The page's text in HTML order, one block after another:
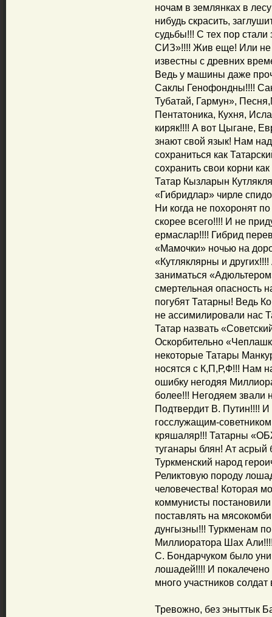
ночам в землянках в
нибудь скрасить,
судьбы!!! С тех пор
СИЗ»!!!! Жив еще! Или не
известны с древних
Ведь у машины даже
Саклы Генофондны!!!!
Тубатай, Гармун»,
Пентатоника, Кухня,
киряк!!!! А вот Цыгане,
знают свой язык! Нам
сохраниться как
сохранить свои корни
Татар Кызларын
«Гибридлар» чирле
Ни когда не похоронят
скорее всего!!!! И не
ермаслар!!!! Гибрид
«Мамочки» ночью на
«Кутляклярны и
заниматься
смертельная опасность
погубят Татарны! Ведь
не ассимилировали нас
Татар назвать
Оскорбительно
некоторые Татары
носятся с К,П,Р,Ф!!! Нам
ошибку негодяя
более!!! Негодяем звали
Подтвердит В. Путин!!!!
госслужащим-
кряшаляр!!! Татарны
туганары блян! Ат асрый
Туркменский народ
Реликтовую породу
человечества! Которая
коммунисты
поставлять на
дунгызны!!! Туркменам
Миллиоратора Шах
С. Бондарчуком было
лошадей!!!! И покалечено
много участников солдат
Тревожно, без эныттык